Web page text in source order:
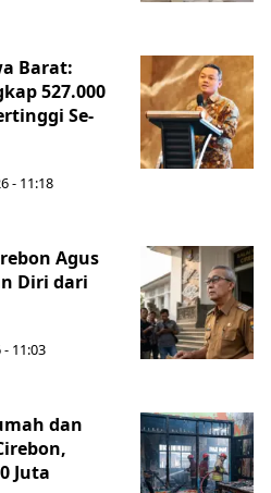
Barat:
527.000
Se-
- 11:18
Agus
Diri dari
11:03
dan
Juta